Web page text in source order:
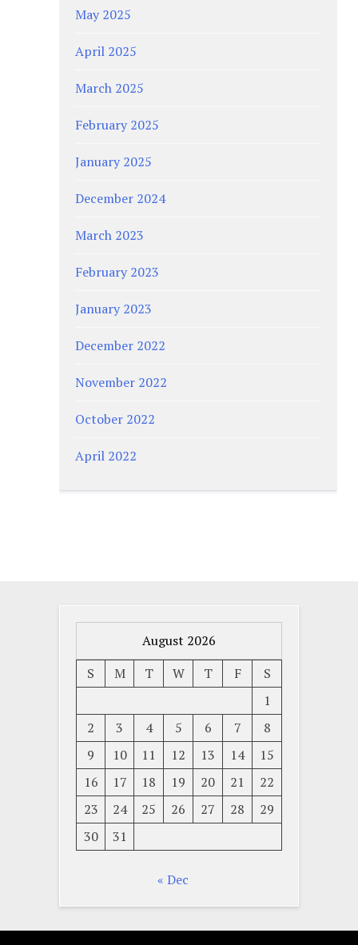
May 2025
April 2025
March 2025
February 2025
January 2025
December 2024
March 2023
February 2023
January 2023
December 2022
November 2022
October 2022
April 2022
August 2026
S
M T W T F
S
1
2
3 4 5 6 7
8
9
10 11 12 13 14
15
16
17 18 19 20 21
22
23
24 25 26 27 28
29
30
31
« Dec